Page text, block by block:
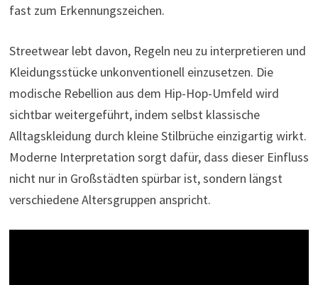
fast zum Erkennungszeichen.
Streetwear lebt davon, Regeln neu zu interpretieren und
Kleidungsstücke unkonventionell einzusetzen. Die
modische Rebellion aus dem Hip-Hop-Umfeld wird
sichtbar weitergeführt, indem selbst klassische
Alltagskleidung durch kleine Stilbrüche einzigartig wirkt.
Moderne Interpretation sorgt dafür, dass dieser Einfluss
nicht nur in Großstädten spürbar ist, sondern längst
verschiedene Altersgruppen anspricht.